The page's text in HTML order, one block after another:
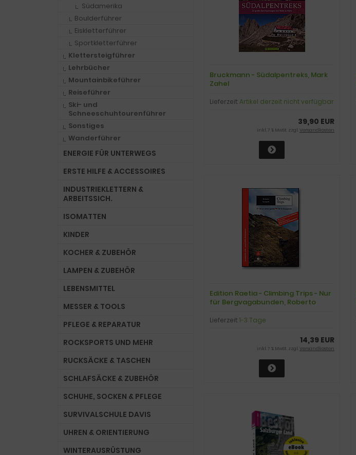
Bruckmann - Südalpentreks, Mark
Zahel
Lieferzeit:Artikel derzeit nicht verfügbar
39,90 EUR
inkl. 7 % MwSt. zzgl.Versandkosten
Edition Raetia - Climbing Trips - Nur
für Bergvagabunden, Roberto
Lieferzeit:1-3 Tage
14,39 EUR
inkl. 7 % MwSt. zzgl.Versandkosten
Südamerika
Boulderführer
Eiskletterführer
Sportkletterführer
Klettersteigführer
Lehrbücher
Mountainbikeführer
Reiseführer
Ski- und
Schneeschuhtourenführer
Sonstiges
Wanderführer
ENERGIE FÜR UNTERWEGS
ERSTE HILFE & ACCESSOIRES
INDUSTRIEKLETTERN &
ARBEITSSICH.
ISOMATTEN
KINDER
KOCHER & ZUBEHÖR
LAMPEN & ZUBEHÖR
LEBENSMITTEL
MESSER & TOOLS
PFLEGE & REPARATUR
ROCKSPORTS UND MEHR
RUCKSÄCKE & TASCHEN
SCHLAFSÄCKE & ZUBEHÖR
SCHUHE, SOCKEN & PFLEGE
SURVIVALSCHULE DAVIS
UHREN & ORIENTIERUNG
WINTERAUSRÜSTUNG